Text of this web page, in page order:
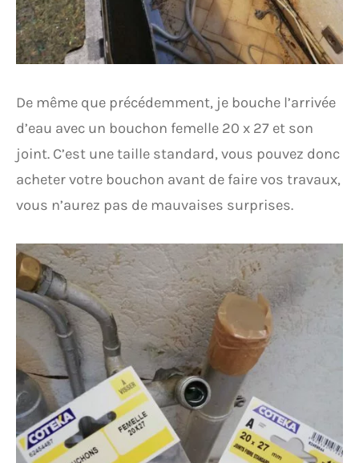
De même que précédemment, je bouche l’arrivée
d’eau avec un bouchon femelle 20 x 27 et son
joint. C’est une taille standard, vous pouvez donc
acheter votre bouchon avant de faire vos travaux,
vous n’aurez pas de mauvaises surprises.